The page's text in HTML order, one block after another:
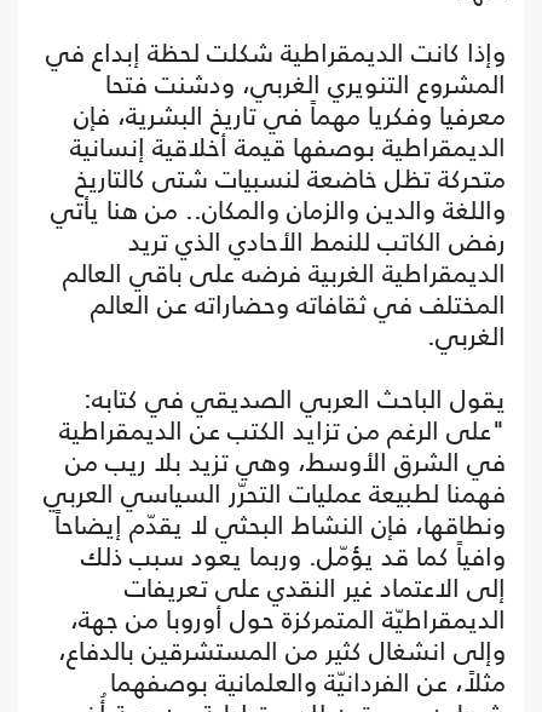
وإذا كانت الديمقراطية شكلت لحظة إبداع في
المشروع التنويري الغربي، ودشنت فتحا
معرفيا وفكريا مهماً في تاريخ البشرية، فإن
الديمقراطية بوصفها قيمة أخلاقية إنسانية
متحركة تظل خاضعة لنسبيات شتى كالتاريخ
واللغة والدين والزمان والمكان.. من هنا يأتي
رفض الكاتب للنمط الأحادي الذي تريد
الديمقراطية الغربية فرضه على باقي العالم
المختلف في ثقافاته وحضاراته عن العالم
الغربي.
يقول الباحث العربي الصديقي في كتابه:
"على الرغم من تزايد الكتب عن الديمقراطية
في الشرق الأوسط، وهي تزيد بلا ريب من
فهمنا لطبيعة عمليات التحرّر السياسي العربي
ونطاقها، فإن النشاط البحثي لا يقدّم إيضاحاً
وافياً كما قد يؤمّل. وربما يعود سبب ذلك
إلى الاعتماد غير النقدي على تعريفات
الديمقراطيّة المتمركزة حول أوروبا من جهة،
وإلى انشغال كثير من المستشرقين بالدفاع،
مثلاً، عن الفردانيّة والعلمانية بوصفهما